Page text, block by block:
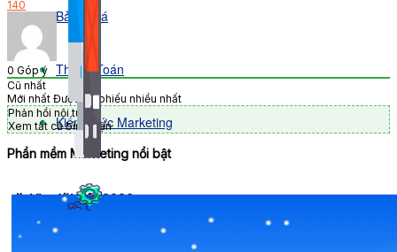
Kiến Thức Website
Bảng Giá
Thanh Toán
Kiến Thức Marketing
140
0 Góp ý
Cũ nhất
Mới nhất Được bỏ phiếu nhiều nhất
Phản hồi nội tuyến
Xem tất cả bình luận
Phần mềm Marketing nổi bật
🎉 Ưu đãi Tết 2026